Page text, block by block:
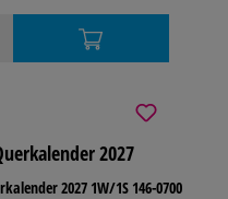
2027
2027 1W/1S 146-0700